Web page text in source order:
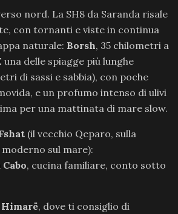
nord. La SH8 da Saranda risale
con tornanti e viste in continua
naturale: Borsh, 35 chilometri a
una delle spiagge più lunghe
di sassi e sabbia), con poche
e un profumo intenso di ulivi
per una mattinata di mare slow.
(il vecchio Qeparo, sulla
sul mare):
, cucina familiare, conto sotto
Himarë, dove ti consiglio di